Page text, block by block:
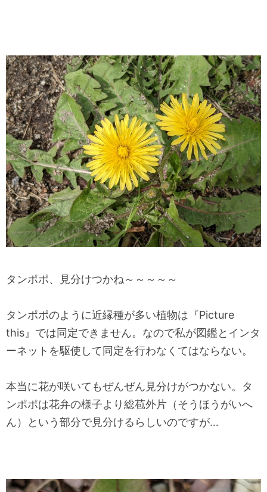
タンポポ、見分けつかね～～～～～
タンポポのように近縁種が多い植物は『Picture
this』では同定できません。なので私が図鑑とインタ
ーネットを駆使して同定を行わなくてはならない。
本当に花が咲いてもぜんぜん見分けがつかない。タ
ンポポは花弁の様子より総苞外片（そうほうがいへ
ん）という部分で見分けるらしいのですが…